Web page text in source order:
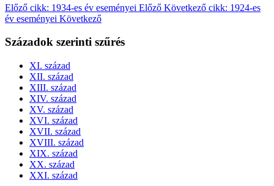
Előző cikk: 1934-es év eseményei Előző Következő cikk: 1924-es
év eseményei Következő
Századok szerinti szűrés
XI. század
XII. század
XIII. század
XIV. század
XV. század
XVI. század
XVII. század
XVIII. század
XIX. század
XX. század
XXI. század